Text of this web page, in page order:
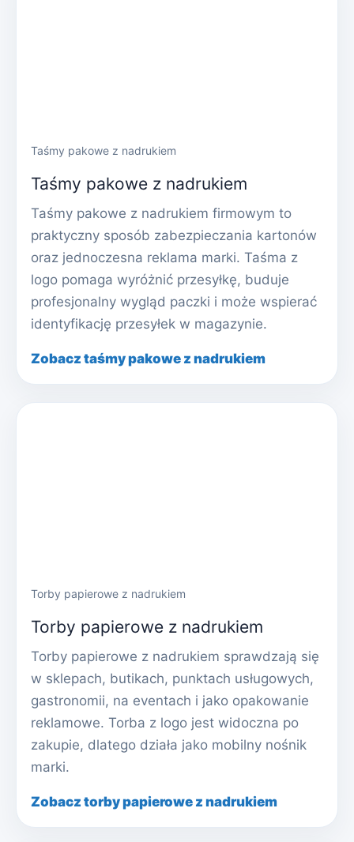
Taśmy pakowe z nadrukiem
Taśmy pakowe z nadrukiem
Taśmy pakowe z nadrukiem firmowym to
praktyczny sposób zabezpieczania kartonów
oraz jednoczesna reklama marki. Taśma z
logo pomaga wyróżnić przesyłkę, buduje
profesjonalny wygląd paczki i może wspierać
identyfikację przesyłek w magazynie.
Zobacz taśmy pakowe z nadrukiem
Torby papierowe z nadrukiem
Torby papierowe z nadrukiem
Torby papierowe z nadrukiem sprawdzają się
w sklepach, butikach, punktach usługowych,
gastronomii, na eventach i jako opakowanie
reklamowe. Torba z logo jest widoczna po
zakupie, dlatego działa jako mobilny nośnik
marki.
Zobacz torby papierowe z nadrukiem